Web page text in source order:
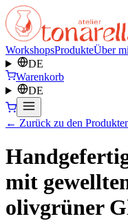
WorkshopsProdukteÜber
DE
Warenkorb
DE
← Zurück zu den
mit
olivgrüner